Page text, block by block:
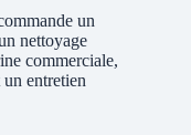
un
nettoyage
commerciale,
entretien